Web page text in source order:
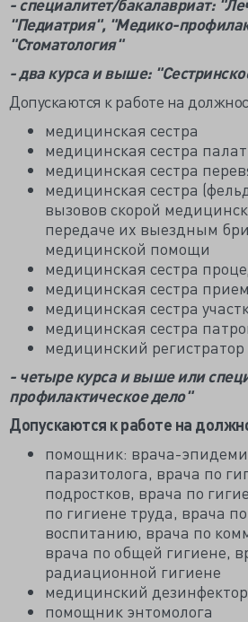
"Педиатрия", "Медико-
"Стоматология"
- два курса и выше:
Допускаются к работе на
медицинская сестра
медицинская сестра
медицинская сестра
медицинская сестра
вызовов скорой
передаче их выездным
медицинской помощи
медицинская сестра
медицинская сестра
медицинская сестра
медицинская сестра
медицинский регистратор
- четыре курса и выше или
профилактическое дело"
Допускаются к работе на
помощник: врача-
паразитолога, врача по
подростков, врача по
по гигиене труда, врача
воспитанию, врача по
врача по общей гигиене,
радиационной гигиене
медицинский дезинфектор
помощник энтомолога